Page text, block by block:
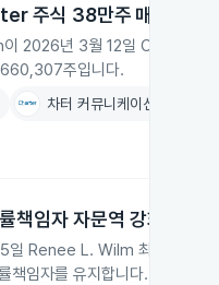
주식 38만주 매도 후 보
년 3월 12일 Charter
주입니다.
차터 커뮤니케이션스
책임자 자문역 강화
일 Renee L. Wilm 최고법률책
책임자를 유지합니다.